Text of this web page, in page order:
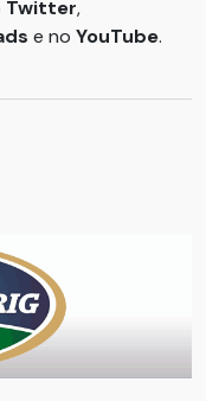
Twitter,
e no YouTube.